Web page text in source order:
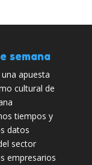
semana
apuesta
cultural de
tiempos y
datos
sector
empresarios